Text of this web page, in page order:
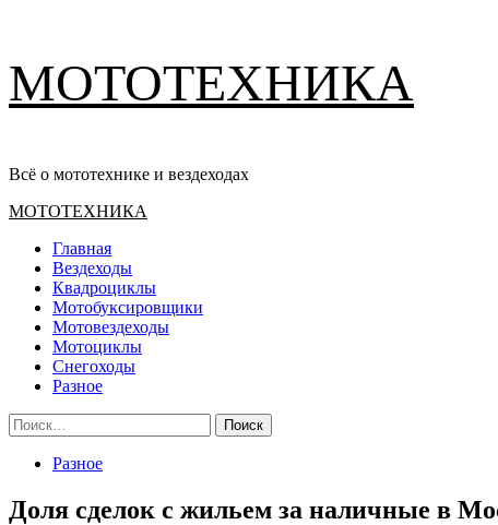
содержимому
МОТОТЕХНИКА
Всё о мототехнике и вездеходах
Основное
МОТОТЕХНИКА
Главная
Вездеходы
Квадроциклы
Мотобуксировщики
Мотовездеходы
Мотоциклы
Снегоходы
Разное
Найти:
Разное
Доля сделок с жильем за наличные в